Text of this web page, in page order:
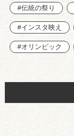
#伝統の祭り
#インスタ映え
#オリンピック